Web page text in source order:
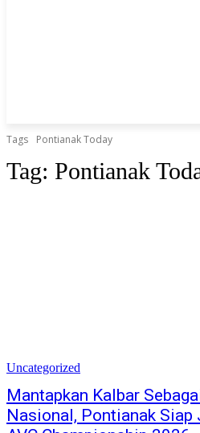
Tags Pontianak Today
Tag: Pontianak
Uncategorized
Mantapkan Kalbar
Nasional, Pontianak Siap